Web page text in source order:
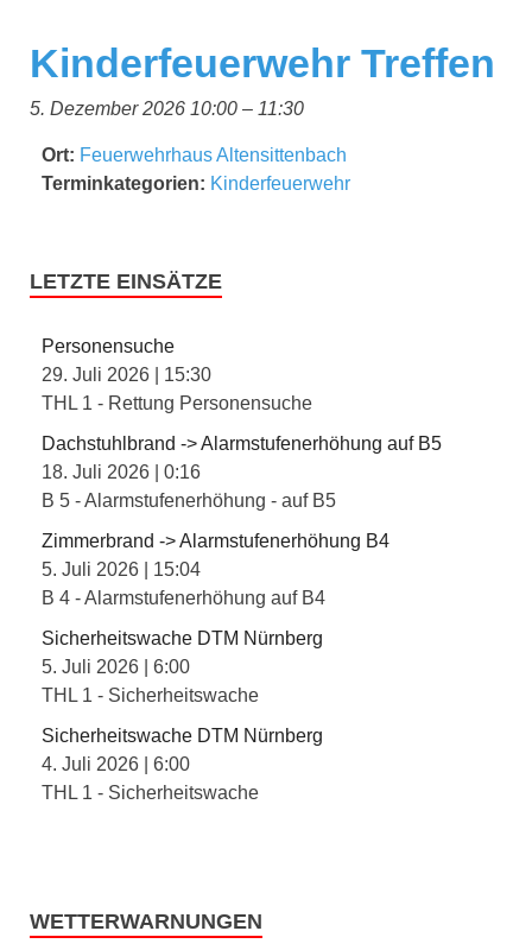
Kinderfeuerwehr Treffen
5. Dezember 2026 10:00 – 11:30
Ort: Feuerwehrhaus Altensittenbach
Terminkategorien: Kinderfeuerwehr
LETZTE EINSÄTZE
Personensuche
29. Juli 2026
15:30
THL 1 - Rettung Personensuche
Dachstuhlbrand -> Alarmstufenerhöhung auf B5
18. Juli 2026
0:16
B 5 - Alarmstufenerhöhung - auf B5
Zimmerbrand -> Alarmstufenerhöhung B4
5. Juli 2026
15:04
B 4 - Alarmstufenerhöhung auf B4
Sicherheitswache DTM Nürnberg
5. Juli 2026
6:00
THL 1 - Sicherheitswache
Sicherheitswache DTM Nürnberg
4. Juli 2026
6:00
THL 1 - Sicherheitswache
WETTERWARNUNGEN